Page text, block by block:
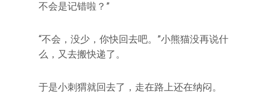
不会是记错啦？”
“不会，没少，你快回去吧。”小熊猫没再说什
么，又去搬快递了。
于是小刺猬就回去了，走在路上还在纳闷。